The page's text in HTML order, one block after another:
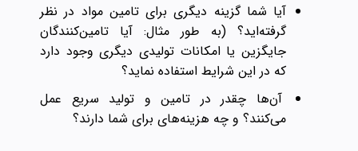
آیا شما گزینه دیگری برای تامین مواد در نظر
گرفته‌اید؟ (به طور مثال: آیا تامین‌کنندگان
جایگزین یا امکانات تولیدی دیگری وجود دارد
که در این شرایط استفاده نماید؟
آن‌ها چقدر در تامین و تولید سریع عمل
می‌کنند؟ و چه هزینه‌های برای شما دارند؟